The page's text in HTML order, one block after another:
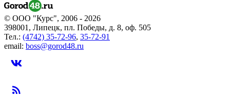
© ООО "Курс", 2006 - 2026
398001, Липецк, пл. Победы, д. 8, оф. 505
Тел.: (4742) 35-72-96, 35-72-91
email: boss@gorod48.ru